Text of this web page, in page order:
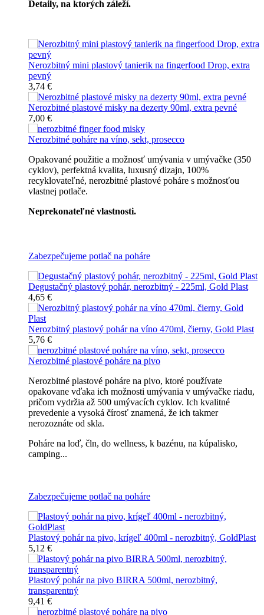
Detaily, na ktorých záleží.
Nerozbitný mini plastový tanierik na fingerfood Drop, extra
pevný
3,74 €
Nerozbitné plastové misky na dezerty 90ml, extra pevné
7,00 €
Nerozbitné poháre na víno, sekt, prosecco
Opakované použitie a možnosť umývania v umývačke (350
cyklov), perfektná kvalita, luxusný dizajn, 100%
recyklovateľné, nerozbitné plastové poháre s možnosťou
vlastnej potlače.
Neprekonateľné vlastnosti.
Zabezpečujeme potlač na poháre
Degustačný plastový pohár, nerozbitný - 225ml, Gold Plast
4,65 €
Nerozbitný plastový pohár na víno 470ml, čierny, Gold Plast
5,76 €
Nerozbitné plastové poháre na pivo
Nerozbitné plastové poháre na pivo, ktoré používate
opakovane vďaka ich možnosti umývania v umývačke riadu,
pričom vydržia až 500 umývacích cyklov. Ich kvalitné
prevedenie a vysoká čírosť znamená, že ich takmer
nerozoznáte od skla.
Poháre na loď, čln, do wellness, k bazénu, na kúpalisko,
camping...
Zabezpečujeme potlač na poháre
Plastový pohár na pivo, krígeľ 400ml - nerozbitný, GoldPlast
5,12 €
Plastový pohár na pivo BIRRA 500ml, nerozbitný,
transparentný
9,41 €